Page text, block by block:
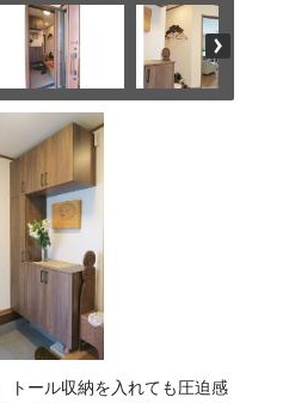
トール収納を入れても圧迫感